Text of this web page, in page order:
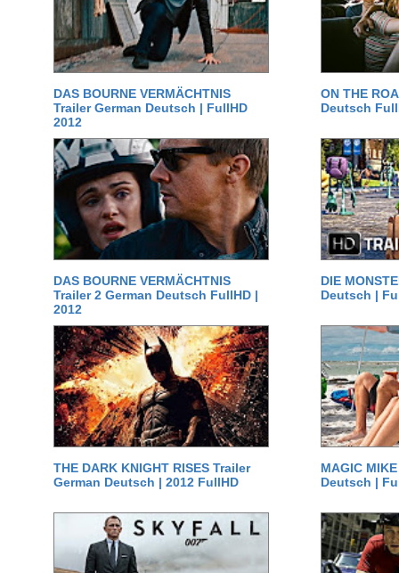
DAS BOURNE VERMÄCHTNIS
Trailer German Deutsch | FullHD
2012
ON THE
Deutsch
DAS BOURNE VERMÄCHTNIS
Trailer 2 German Deutsch FullHD |
2012
DIE
Deutsch |
THE DARK KNIGHT RISES Trailer
German Deutsch | 2012 FullHD
MAGIC
Deutsch |